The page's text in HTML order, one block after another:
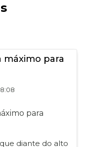
máximo para
diante do alto